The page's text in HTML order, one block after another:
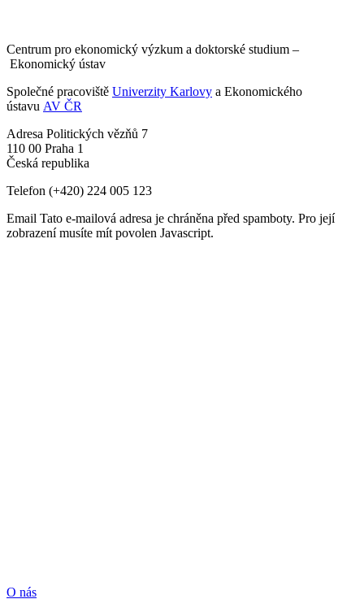
Centrum pro ekonomický výzkum a doktorské studium –
Ekonomický ústav
Společné pracoviště Univerzity Karlovy a Ekonomického
ústavu AV ČR
Adresa Politických vězňů 7
110 00 Praha 1
Česká republika
Telefon (+420) 224 005 123
Email Tato e-mailová adresa je chráněna před spamboty. Pro její
zobrazení musíte mít povolen Javascript.
O nás